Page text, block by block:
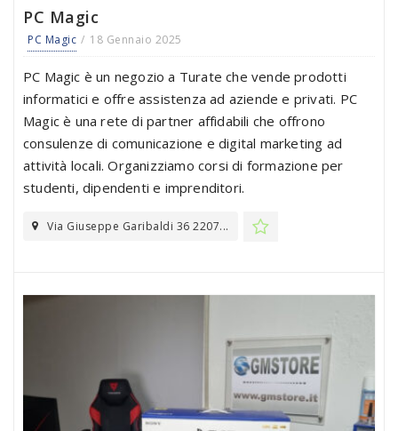
PC Magic
PC Magic 18 Gennaio 2025
PC Magic è un negozio a Turate che vende prodotti
informatici e offre assistenza ad aziende e privati. PC
Magic è una rete di partner affidabili che offrono
consulenze di comunicazione e digital marketing ad
attività locali. Organizziamo corsi di formazione per
studenti, dipendenti e imprenditori.
Via Giuseppe Garibaldi 36 2207...